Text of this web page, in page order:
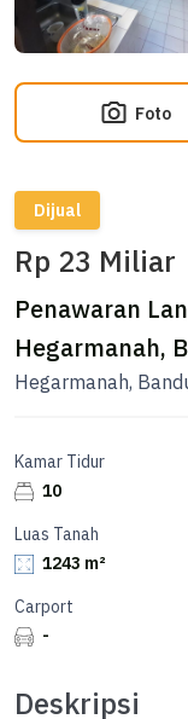
Foto
Dijual
Rp 23 Miliar
Penawaran
Hegarmanah,
Hegarmanah,
Kamar Tidur
10
Luas Tanah
1243 m²
Carport
-
Deskripsi